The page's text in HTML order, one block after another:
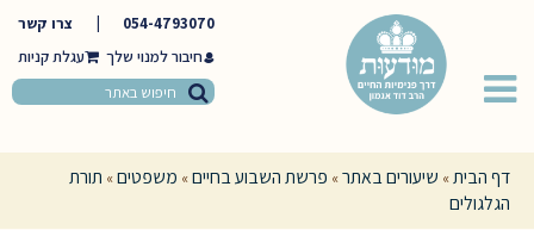
054-4793070
צרו קשר
חיבור למנוי שלך
דף הבית» שיעורים באתר» פרשת השבוע בחיים» משפטים» תורת
הגלגולים